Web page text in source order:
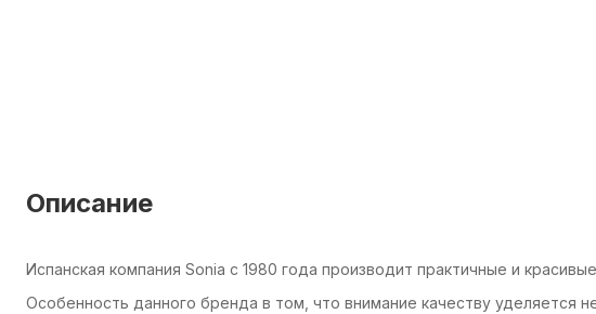
Описание
Испанская компания Sonia с 1980 года производит практичные и
Особенность данного бренда в том, что внимание качеству уделяется